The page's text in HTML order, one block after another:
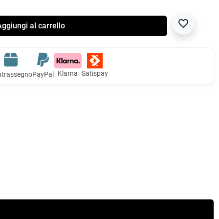
al carrello favorite_border
PayPal Klarna Satispay